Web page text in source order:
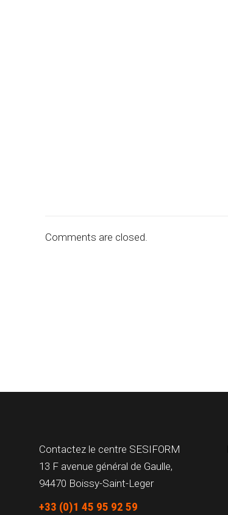
Comments are closed.
Contactez le centre SESIFORM
13 F avenue général de Gaulle,
94470 Boissy-Saint-Leger
+33 (0)1 45 95 92 59